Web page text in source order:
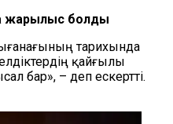
жарылыс болды
тарихында
қайғылы
бар», – деп ескертті.